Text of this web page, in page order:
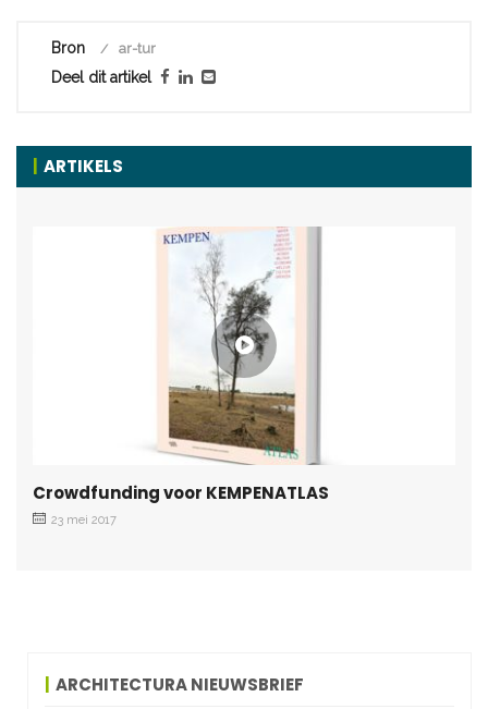
Bron ar-tur
Deel dit artikel
ARTIKELS
Crowdfunding voor KEMPENATLAS
23 mei 2017
ARCHITECTURA NIEUWSBRIEF